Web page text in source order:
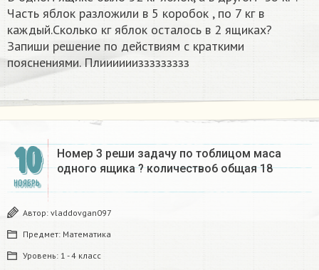
Часть яблок разложили в 5 коробок , по 7 кг в
каждый.Сколько кг яблок осталось в 2 ящиках?
Запиши решение по действиям с краткими
пояснениями. Плииииииззззззззз
10
НОЯБРЬ
Номер 3 реши задачу по тоблицом маса
одного ящика ? количество6 общая 18​
Автор: vladdovgan097
Предмет: Математика
Уровень: 1 - 4 класс